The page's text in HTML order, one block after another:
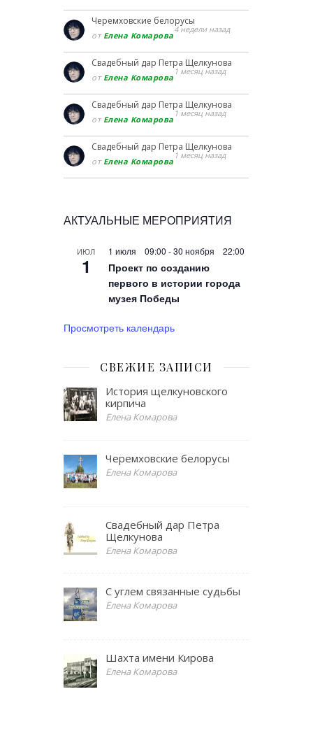
Черемховские белорусы
от Елена Комарова
4 недели назад
Свадебный дар Петра Щелкунова
от Елена Комарова
1 месяц назад
Свадебный дар Петра Щелкунова
от Елена Комарова
1 месяц назад
Свадебный дар Петра Щелкунова
от Елена Комарова
1 месяц назад
АКТУАЛЬНЫЕ МЕРОПРИЯТИЯ
ИЮЛ
1
1 июля 09:00 -30 ноября 22:00
Проект по созданию
первого в истории города
музея Победы
Просмотреть календарь
СВЕЖИЕ ЗАПИСИ
История щелкуновского
кирпича
Елена Комарова
Черемховские белорусы
Елена Комарова
Свадебный дар Петра
Щелкунова
Елена Комарова
С углем связанные судьбы
Елена Комарова
Шахта имени Кирова
Елена Комарова